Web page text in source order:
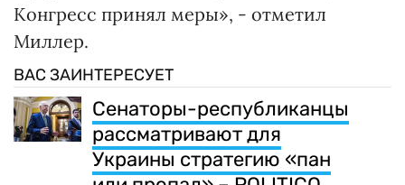
Конгресс принял меры», - отметил
Миллер.
ВАС ЗАИНТЕРЕСУЕТ
Сенаторы-республиканцы
рассматривают для
Украины стратегию «пан